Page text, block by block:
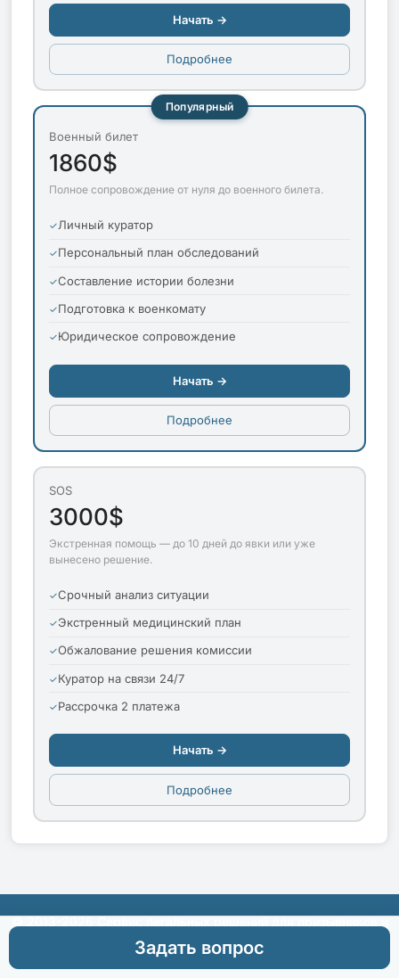
Начать →
Подробнее
Популярный
Военный билет
1860$
Полное сопровождение от нуля до военного билета.
Личный куратор
Персональный план обследований
Составление истории болезни
Подготовка к военкомату
Юридическое сопровождение
Начать →
Подробнее
SOS
3000$
Экстренная помощь — до 10 дней до явки или уже
вынесено решение.
Срочный анализ ситуации
Экстренный медицинский план
Обжалование решения комиссии
Куратор на связи 24/7
Рассрочка 2 платежа
Начать →
Подробнее
© 2013-2026 Сервис легальных решений для призывников и
Задать вопрос